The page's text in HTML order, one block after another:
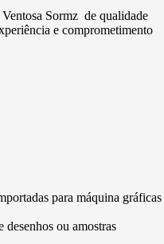
Sormz de qualidade
e comprometimento
para máquina gráficas
desenhos ou amostras